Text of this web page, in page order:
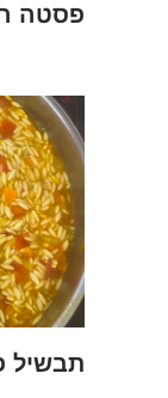
פסטה
תבשיל